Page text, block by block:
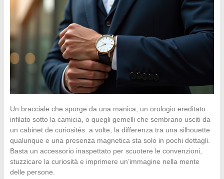
Un bracciale che sporge da una manica, un orologio ereditato
infilato sotto la camicia, o quegli gemelli che sembrano usciti da
un cabinet de curiosités: a volte, la differenza tra una silhouette
qualunque e una presenza magnetica sta solo in pochi dettagli.
Basta un accessorio inaspettato per scuotere le convenzioni,
stuzzicare la curiosità e imprimere un’immagine nella mente
delle persone.